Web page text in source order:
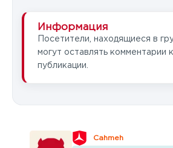
Информация
Посетители, находящиеся в
могут оставлять комментарии
публикации.
Cahmeh